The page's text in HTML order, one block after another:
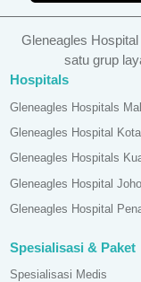
Gleneagles
satu grup
Hospitals
Gleneagles Hospitals
Gleneagles Hospital
Gleneagles Hospitals
Gleneagles Hospital
Gleneagles Hospital
Spesialisasi & Paket
Spesialisasi Medis